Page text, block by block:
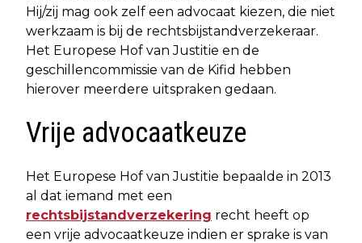
Hij/zij mag ook zelf een advocaat kiezen, die niet
werkzaam is bij de rechtsbijstandverzekeraar.
Het Europese Hof van Justitie en de
geschillencommissie van de Kifid hebben
hierover meerdere uitspraken gedaan.
Vrije advocaatkeuze
Het Europese Hof van Justitie bepaalde in 2013
al dat iemand met een
rechtsbijstandverzekering recht heeft op
een vrije advocaatkeuze indien er sprake is van